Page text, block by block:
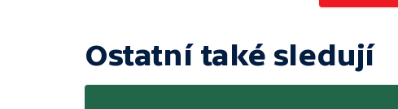
Ostatní také sledují